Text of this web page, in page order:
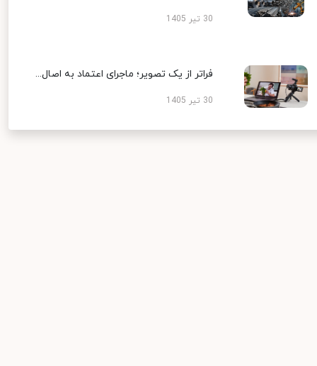
30 تیر 1405
فراتر از یک تصویر؛ ماجرای اعتماد به اصال...
30 تیر 1405